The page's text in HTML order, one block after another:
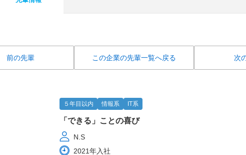
前の先輩 この企業の先輩一覧へ戻る 次
５年目以内 情報系 IT系
「できる」ことの喜び
N.S
2021年入社